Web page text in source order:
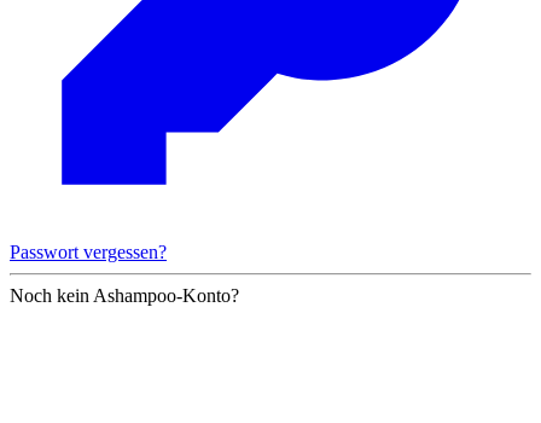
Passwort vergessen?
Noch kein Ashampoo-Konto?